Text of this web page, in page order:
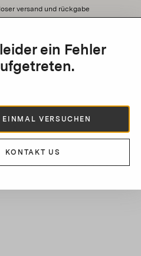
versand und rückgabe
ein Fehler
EINMAL VERSUCHEN
KONTAKT US